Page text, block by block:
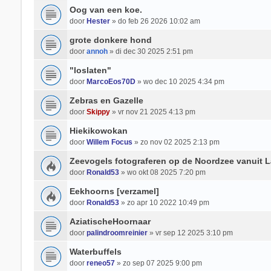
Oog van een koe.
door Hester» do feb 26 2026 10:02 am
grote donkere hond
door annoh» di dec 30 2025 2:51 pm
"loslaten"
door MarcoEos70D» wo dec 10 2025 4:34 pm
Zebras en Gazelle
door Skippy» vr nov 21 2025 4:13 pm
Hiekikowokan
door Willem Focus » zo nov 02 2025 2:13 pm
Zeevogels fotograferen op de Noordzee vanuit
door Ronald53» wo okt 08 2025 7:20 pm
Eekhoorns [verzamel]
door Ronald53» zo apr 10 2022 10:49 pm
AziatischeHoornaar
door palindroomreinier» vr sep 12 2025 3:10 pm
Waterbuffels
door reneo57» zo sep 07 2025 9:00 pm